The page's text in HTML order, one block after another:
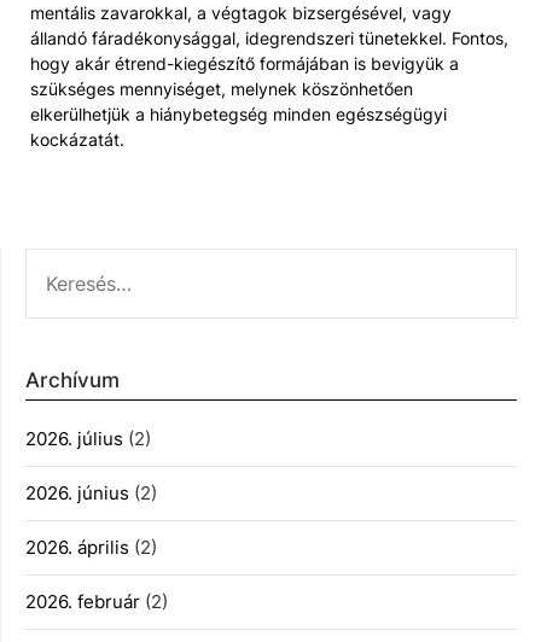
mentális zavarokkal, a végtagok bizsergésével, vagy
állandó fáradékonysággal, idegrendszeri tünetekkel. Fontos,
hogy akár étrend-kiegészítő formájában is bevigyük a
szükséges mennyiséget, melynek köszönhetően
elkerülhetjük a hiánybetegség minden egészségügyi
kockázatát.
Archívum
2026. július (2)
2026. június (2)
2026. április (2)
2026. február (2)